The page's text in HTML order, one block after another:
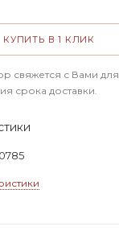
КУПИТЬ В 1 КЛИК
свяжется с Вами для
срока доставки.